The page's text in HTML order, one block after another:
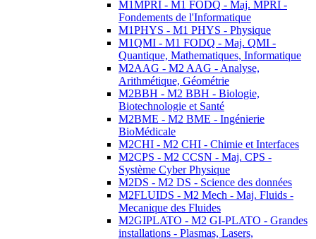
M1MPRI - M1 FODQ - Maj. MPRI -
Fondements de l'Informatique
M1PHYS - M1 PHYS - Physique
M1QMI - M1 FODQ - Maj. QMI -
Quantique, Mathematiques, Informatique
M2AAG - M2 AAG - Analyse,
Arithmétique, Géométrie
M2BBH - M2 BBH - Biologie,
Biotechnologie et Santé
M2BME - M2 BME - Ingénierie
BioMédicale
M2CHI - M2 CHI - Chimie et Interfaces
M2CPS - M2 CCSN - Maj. CPS -
Système Cyber Physique
M2DS - M2 DS - Science des données
M2FLUIDS - M2 Mech - Maj. Fluids -
Mecanique des Fluides
M2GIPLATO - M2 GI-PLATO - Grandes
installations - Plasmas, Lasers,